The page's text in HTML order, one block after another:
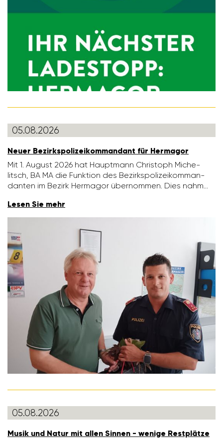
05.08.2026
Neuer Bezirks­po­li­zei­kom­man­dant für Hermagor
Mit 1. August 2026 hat Haupt­mann Chris­toph Miche­
litsch, BA MA die Funk­tion des Bezirks­po­li­zei­kom­man­
danten im Bezirk Hermagor über­nommen. Dies nahm…
Lesen Sie mehr
05.08.2026
Musik und Natur mit allen Sinnen - wenige Rest­plätze